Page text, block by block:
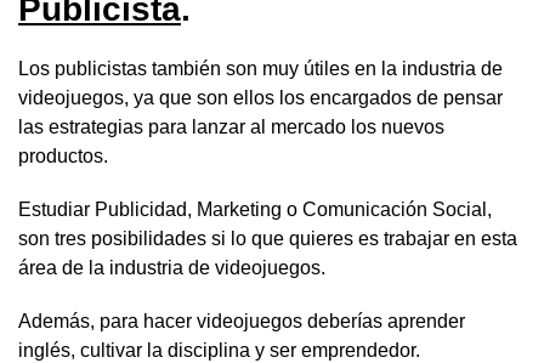
Publicista.
Los publicistas también son muy útiles en la industria de
videojuegos, ya que son ellos los encargados de pensar
las estrategias para lanzar al mercado los nuevos
productos.
Estudiar Publicidad, Marketing o Comunicación Social,
son tres posibilidades si lo que quieres es trabajar en esta
área de la industria de videojuegos.
Además, para hacer videojuegos deberías aprender
inglés, cultivar la disciplina y ser emprendedor.